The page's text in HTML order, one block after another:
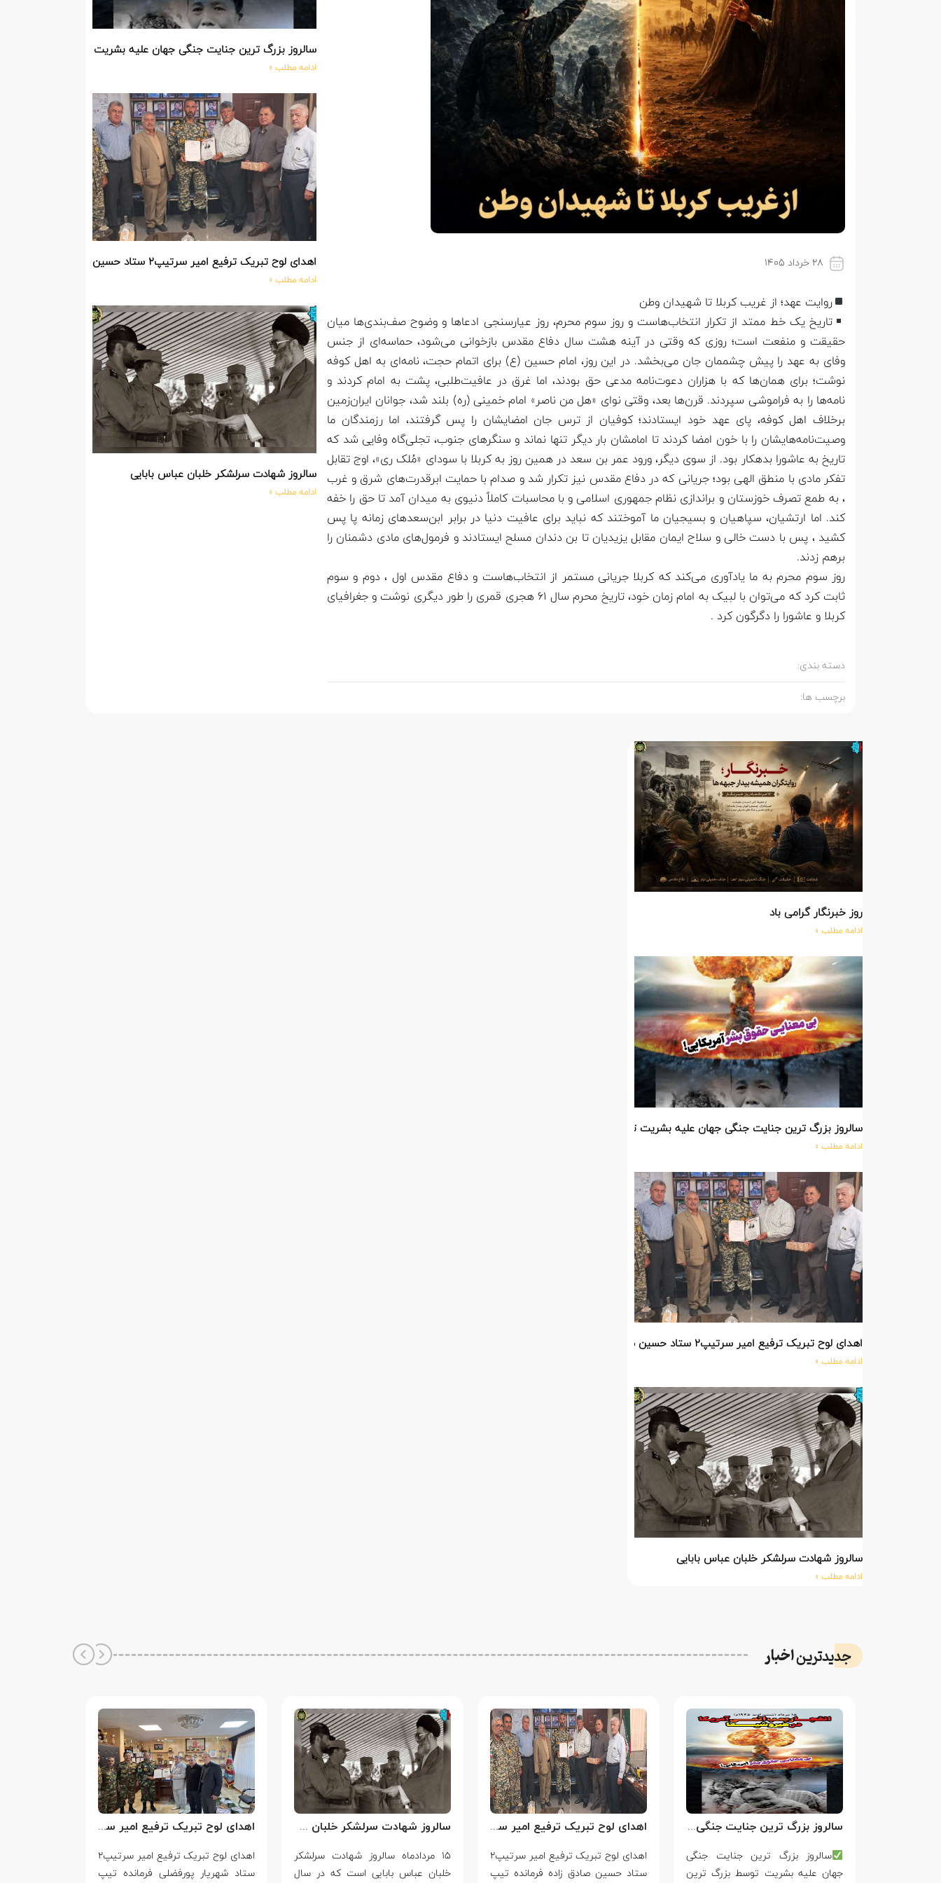
۲۸ خرداد ۱۴۰۵
روایت عهد؛ از غریب کربلا تا شهیدان وطن
تاریخ یک خط ممتد از تکرار انتخاب‌هاست و روز سوم محرم، روز عیارسنجی ادعاها و وضوح صف‌بندی‌ها میان
حقیقت و منفعت است؛ روزی که وقتی در آینه هشت سال دفاع مقدس بازخوانی می‌شود، حماسه‌ای از جنس
وفای به عهد را پیش چشممان جان می‌بخشد. در این روز، امام حسین (ع) برای اتمام حجت، نامه‌ای به اهل کوفه
نوشت؛ برای همان‌ها که با هزاران دعوت‌نامه مدعی حق بودند، اما غرق در عافیت‌طلبی، پشت به امام کردند و
نامه‌ها را به فراموشی سپردند. قرن‌ها بعد، وقتی نوای «هل من ناصر» امام خمینی (ره) بلند شد، جوانان ایران‌زمین
برخلاف اهل کوفه، پای عهد خود ایستادند؛ کوفیان از ترس جان امضایشان را پس گرفتند، اما رزمندگان ما
وصیت‌نامه‌هایشان را با خون امضا کردند تا امامشان بار دیگر تنها نماند و سنگرهای جنوب، تجلی‌گاه وفایی شد که
تاریخ به عاشورا بدهکار بود. از سوی دیگر، ورود عمر بن سعد در همین روز به کربلا با سودای «مُلک ری»، اوج تقابل
تفکر مادی با منطق الهی بود؛ جریانی که در دفاع مقدس نیز تکرار شد و صدام با حمایت ابرقدرت‌های شرق و غرب
، به طمع تصرف خوزستان و براندازی نظام جمهوری اسلامی و با محاسبات کاملاً دنیوی به میدان آمد تا حق را خفه
کند. اما ارتشیان، سپاهیان و بسیجیان ما آموختند که نباید برای عافیت دنیا در برابر ابن‌سعدهای زمانه پا پس
کشید ، پس با دست خالی و سلاح ایمان مقابل یزیدیان تا بن دندان مسلح ایستادند و فرمول‌های مادی دشمنان را
برهم زدند.
روز سوم محرم به ما یادآوری می‌کند که کربلا جریانی مستمر از انتخاب‌هاست و دفاع مقدس اول ، دوم و سوم
ثابت کرد که می‌توان با لبیک به امام زمان خود، تاریخ محرم سال ۶۱ هجری قمری را طور دیگری نوشت و جغرافیای
کربلا و عاشورا را دگرگون کرد .
دسته بندی:
برچسب ها:
سالروز بزرگ ترین جنایت جنگی جهان علیه بشریت توسط بزرگ ترین
ادامه مطلب »
اهدای لوح تبریک ترفیع امیر سرتیپ۲ ستاد حسین صادق زاده فرمانده تیپ ۲۵ واکنش سریع شهید آبگون نزاجا مستقر در تبریز
ادامه مطلب »
سالروز شهادت سرلشکر خلبان عباس بابایی
ادامه مطلب »
روز خبرنگار گرامی باد
ادامه مطلب »
سالروز بزرگ ترین جنایت جنگی جهان علیه بشریت توسط بزرگ ترین مدعی دروغین حقوق بشر
ادامه مطلب »
اهدای لوح تبریک ترفیع امیر سرتیپ۲ ستاد حسین صادق زاده فرمانده تیپ ۲۵ واکنش سریع شهید آبگون نزاجا مستقر در تبریز
ادامه مطلب »
سالروز شهادت سرلشکر خلبان عباس بابایی
ادامه مطلب »
جدیدتریناخبار
سالروز بزرگ ترین جنایت جنگی جهان علیه بشریت توسط بزرگ ترین مدعی دروغین حقوق بشر
سالروز بزرگ ترین جنایت جنگی
جهان علیه بشریت توسط بزرگ ترین
اهدای لوح تبریک ترفیع امیر سرتیپ۲ ستاد حسین صادق زاده فرمانده تیپ ۲۵ واکنش سریع شهید آبگون نزاجا مستقر در تبریز
اهدای لوح تبریک ترفیع امیر سرتیپ۲
ستاد حسین صادق زاده فرمانده تیپ
سالروز شهادت سرلشکر خلبان عباس بابایی
۱۵ مردادماه سالروز شهادت سرلشکر
خلبان عباس بابایی است که در سال
اهدای لوح تبریک ترفیع امیر سرتیپ۲ ستاد شهریار پورفضلی فرمانده تیپ ۳۶۴ شهید نصیرزاده نزاجا مستقر در مهاباد
اهدای لوح تبریک ترفیع امیر سرتیپ۲
ستاد شهریار پورفضلی فرمانده تیپ